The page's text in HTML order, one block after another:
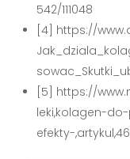
542/111048
[4] https://
[5] https://
leki,kolagen-
efekty-